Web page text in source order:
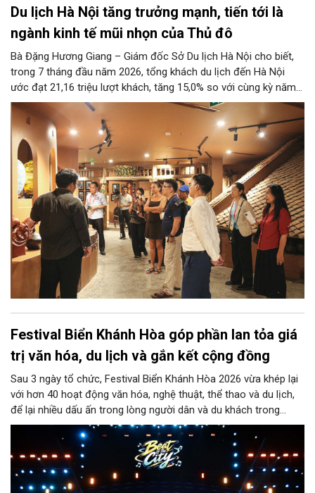
Du lịch Hà Nội tăng trưởng mạnh, tiến tới là
ngành kinh tế mũi nhọn của Thủ đô
Bà Đặng Hương Giang – Giám đốc Sở Du lịch Hà Nội cho biết,
trong 7 tháng đầu năm 2026, tổng khách du lịch đến Hà Nội
ước đạt 21,16 triệu lượt khách, tăng 15,0% so với cùng kỳ năm
2025. Tổng thu từ khách du lịch ước đạt 86,47 nghìn tỷ đồng,
tăng 17,9% so với cùng kỳ năm trước.
Festival Biển Khánh Hòa góp phần lan tỏa giá
trị văn hóa, du lịch và gắn kết cộng đồng
Sau 3 ngày tổ chức, Festival Biển Khánh Hòa 2026 vừa khép lại
với hơn 40 hoạt động văn hóa, nghệ thuật, thể thao và du lịch,
để lại nhiều dấu ấn trong lòng người dân và du khách trong
nước cũng như quốc tế.